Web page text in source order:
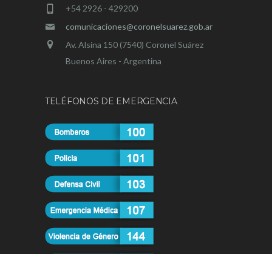
+54 2926 - 429200
comunicaciones@coronelsuarez.gob.ar
Av. Alsina 150 (7540) Coronel Suárez
Buenos Aires - Argentina
TELÉFONOS DE EMERGENCIA